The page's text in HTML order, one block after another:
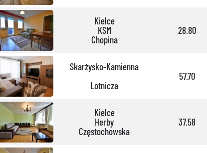
Kielce
KSM
Chopina
28.80
Skarżysko-Kamienna
Lotnicza
57.70
Kielce
Herby
Częstochowska
37.58